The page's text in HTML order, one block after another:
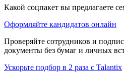
Какой соцпакет вы предлагаете
Оформляйте кандидатов онлайн
Проверяйте сотрудников и
документы без бумаг и личных
Ускорьте подбор в 2 раза с Talantix